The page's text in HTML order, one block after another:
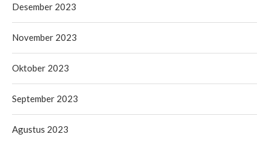
Desember 2023
November 2023
Oktober 2023
September 2023
Agustus 2023